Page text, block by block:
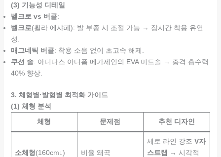
(3) 기능성 디테일
벨크로 vs 버클:
벨크로(휠라 에샤페): 발 부종 시 조절 가능 → 장시간 착용 유연
성.
매그네틱 버클: 착용 소음 없이 초고속 해제.
쿠션 솔: 아디다스 아디폼 메가제인의 EVA 미드솔 → 충격 흡수력
40% 향상.
3. 체형별·발형별 최적화 가이드
(1) 체형 분석
체형
문제점 추천 디자인
소체형(160cm↓) 비율 왜곡
세로 라인 강조 V자
스트랩 → 시각적